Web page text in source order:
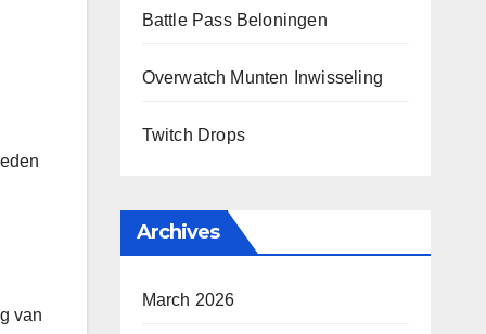
van
Battle Pass Beloningen
Overwatch Munten Inwisseling
Twitch Drops
Archives
March 2026